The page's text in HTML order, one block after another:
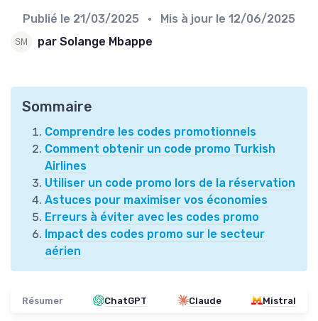
Publié le 21/03/2025 • Mis à jour le 12/06/2025
par Solange Mbappe
Sommaire
Comprendre les codes promotionnels
Comment obtenir un code promo Turkish
Airlines
Utiliser un code promo lors de la réservation
Astuces pour maximiser vos économies
Erreurs à éviter avec les codes promo
Impact des codes promo sur le secteur
aérien
Résumer ChatGPT Claude Mistral